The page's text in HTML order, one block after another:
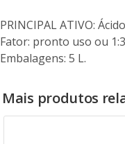
PRINCIPAL ATIVO:
Fator: pronto uso ou
Embalagens: 5 L.
Mais produtos